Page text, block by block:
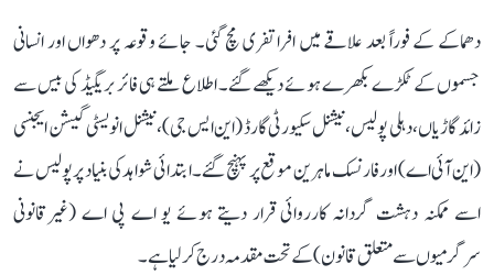
دھماکے کے فوراً بعد علاقے میں افراتفری مچ گئی۔ جائے وقوعہ پر دھواں اور انسانی
جسموں کے ٹکڑے بکھرے ہوئے دیکھے گئے۔ اطلاع ملتے ہی فائر بریگیڈ کی بیس سے
زائد گاڑیاں، دہلی پولیس، نیشنل سکیورٹی گارڈ (این ایس جی)، نیشنل انویسٹی گیشن ایجنسی
(این آئی اے) اور فارنسک ماہرین موقع پر پہنچ گئے۔ ابتدائی شواہد کی بنیاد پر پولیس نے
اسے ممکنہ دہشت گردانہ کارروائی قرار دیتے ہوئے یو اے پی اے (غیرقانونی
سرگرمیوں سے متعلق قانون) کے تحت مقدمہ درج کر لیا ہے۔